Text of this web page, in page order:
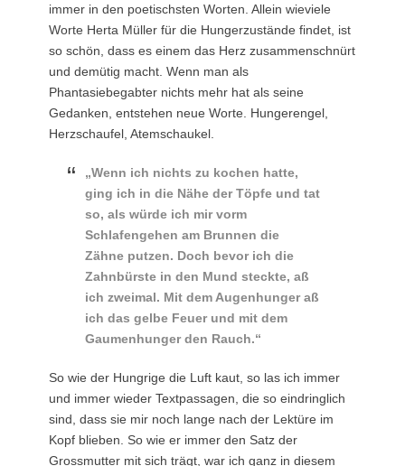
immer in den poetischsten Worten. Allein wieviele
Worte Herta Müller für die Hungerzustände findet, ist
so schön, dass es einem das Herz zusammenschnürt
und demütig macht. Wenn man als
Phantasiebegabter nichts mehr hat als seine
Gedanken, entstehen neue Worte. Hungerengel,
Herzschaufel, Atemschaukel.
„Wenn ich nichts zu kochen hatte,
ging ich in die Nähe der Töpfe und tat
so, als würde ich mir vorm
Schlafengehen am Brunnen die
Zähne putzen. Doch bevor ich die
Zahnbürste in den Mund steckte, aß
ich zweimal. Mit dem Augenhunger aß
ich das gelbe Feuer und mit dem
Gaumenhunger den Rauch.“
So wie der Hungrige die Luft kaut, so las ich immer
und immer wieder Textpassagen, die so eindringlich
sind, dass sie mir noch lange nach der Lektüre im
Kopf blieben. So wie er immer den Satz der
Grossmutter mit sich trägt, war ich ganz in diesem